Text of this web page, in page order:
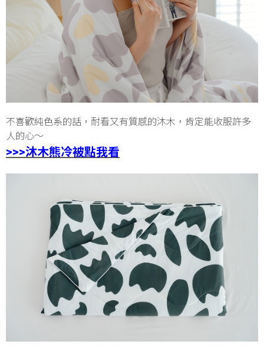
不喜歡純色系的話，耐看又有質感的沐木，肯定能收服許多
人的心～
>>>沐木熊冷被點我看